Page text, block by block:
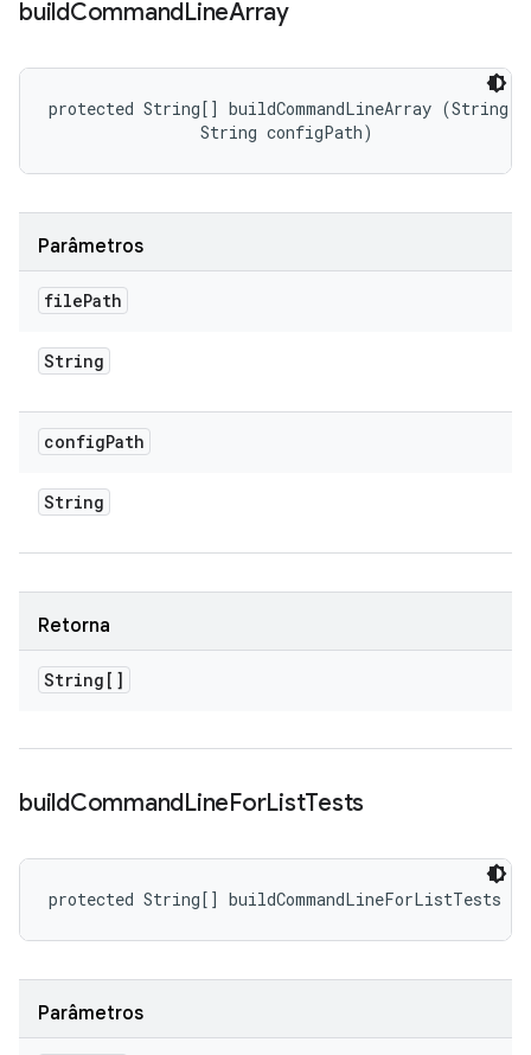
buildCommandLineArray
protected String[] buildCommandLineArray
                String configPath)
Parâmetros
filePath
String
configPath
String
Retorna
String[]
buildCommandLineForListTests
protected String[] buildCommandLineForListTests
Parâmetros